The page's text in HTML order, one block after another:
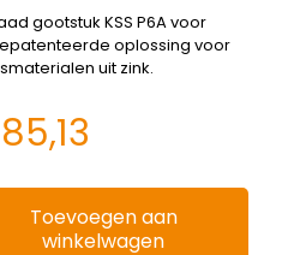
gootstuk KSS P6A voor
oplossing voor
uit zink.
Toevoegen aan
winkelwagen